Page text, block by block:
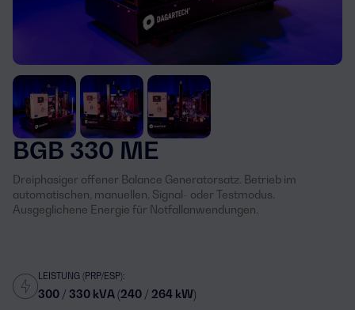
BGB 330 ME
Dreiphasiger offener Balance Generatorsatz. Betrieb im
automatischen, manuellen, Signal- oder Testmodus.
Ausgeglichene Energie für Notfallanwendungen.
LEISTUNG (PRP/ESP):
300 / 330 kVA (240 / 264 kW)